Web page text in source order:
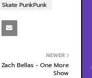
Skate PunkPunk
NEWER
Zach Bellas - One More
Show